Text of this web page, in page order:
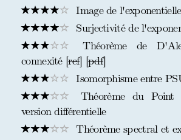
Image de
Surjectivité de
Théorème de
connexité [ref] [pdf]
Isomorphisme entre
Théorème du Point
version différentielle
Théorème spectral et